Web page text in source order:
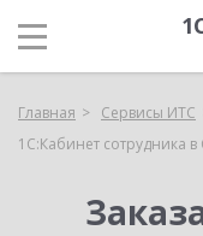
Главная Сервисы ИТС
1С:Кабинет сотрудника в